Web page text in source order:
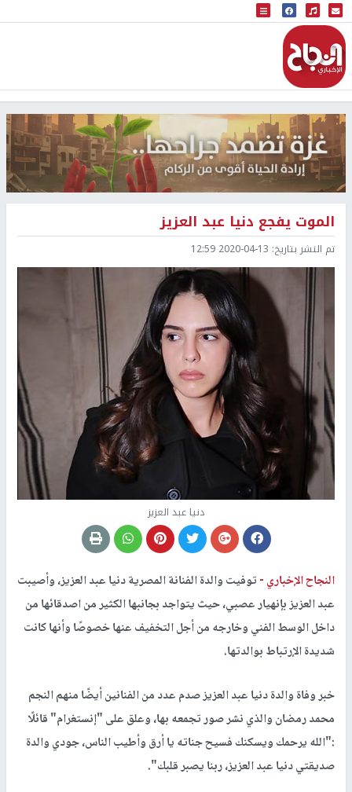
البث المباشر
إذاعة النجاح
الموت يفجع دنيا عبد العزيز
تم النشر بتاريخ: 2020-04-13 12:59
دنيا عبد العزيز
النجاح الإخباري -توفيت والدة الفنانة المصرية دنيا عبد العزيز، وأصيبت
عبد العزيز بإنهيار عصبي، حيث يتواجد بجانبها الكثير من اصدقائها من
داخل الوسط الفني وخارجه من أجل التخفيف عنها خصوصًا وأنها كانت
شديدة الإرتباط بوالدتها.
خبر وفاة والدة دنيا عبد العزيز صدم عدد من الفنانين أيضًا منهم النجم
محمد رمضان والذي نشر صور تجمعه بها، وعلق على "إنستغرام" قائلًا
:"الله يرحمك ويسكنك فسيح جناته يا أرق وأطيب الناس، جودي والدة
صديقتي دنيا عبد العزيز، ربنا يصبر قلبك".